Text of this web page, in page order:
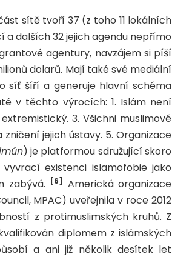
sítě tvoří 37 (z toho 11 lokálních
dalších 32 jejich agendu nepřímo
agentury, navzájem si píší
dolarů. Mají také své mediální
síť šíří a generuje hlavní schéma
v těchto výrocích: 1. Islám není
3. Všichni muslimové
jejich ústavy. 5. Organizace
) je platformou sdružující skoro
existenci islamofobie jako
zabývá.
[6]
Americká organizace
MPAC) uveřejnila v roce 2012
z protimuslimských kruhů. Z
diplomem z islámských
a ani již několik desítek let